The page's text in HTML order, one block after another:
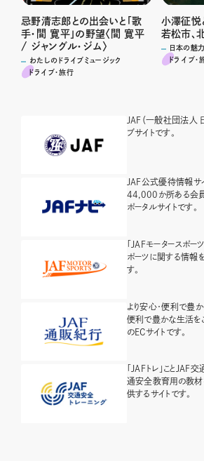
忌野清志郎との出会いと「歌
手・間 寛平」の野望〈間 寛平
/ ジャングル・ジム〉
わたしのドライブミュージック
ドライブ･旅行
小澤征悦
若松市、
日本の魅力
ドライブ･
JAF（一般社団法人
ブサイトです。
JAF公式優待情報サ
44,000か所ある会
ポータルサイトです。
「JAFモータースポー
ポーツに関する情報
す。
より安心・便利で豊か
便利で豊かな生活を
のECサイトです。
「JAFトレ」ことJAF
通安全教育用の教材
供するサイトです。